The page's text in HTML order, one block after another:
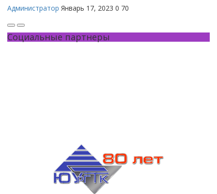
Администратор Январь 17, 2023 0 70
Социальные партнеры